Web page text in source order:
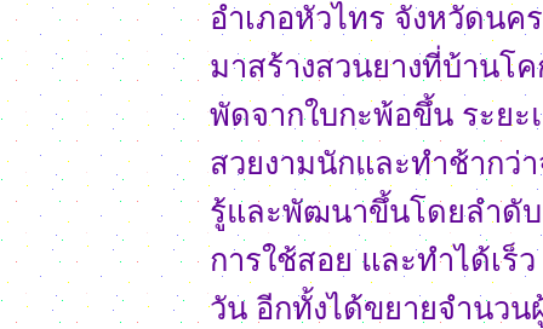
อำเภอหัวไทร จังหวัดน
มาสร้างสวนยางที่บ้านโ
พัดจากใบกะพ้อขึ้น ระย
สวยงามนักและทำช้ากว่
รู้และพัฒนาขึ้นโดยลำดั
การใช้สอย และทำได้เ
วัน อีกทั้งได้ขยายจำนว